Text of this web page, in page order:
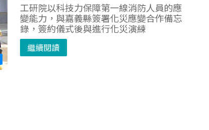
工研院以科技力保障第一線消防人員的應
變能力，與嘉義縣簽署化災應變合作備忘
錄，簽約儀式後與進行化災演練
繼續閱讀